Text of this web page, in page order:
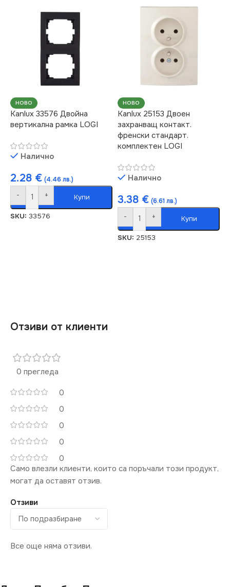
НОВО
Kanlux 33576 Двойна
вертикална рамка LOGI
Налично
2.28 € (4.46 лв.)
- + Купи
SKU: 33576
НОВО
Kanlux 25153 Двоен
захранващ контакт.
френски стандарт.
комплектен LOGI
Налично
3.38 € (6.61 лв.)
- + Купи
SKU: 25153
Отзиви от клиенти
0 прегледа
0
0
0
0
0
Отзиви
Все още няма отзиви.
Само влезли клиенти, които са поръчали този продукт,
могат да оставят отзив.